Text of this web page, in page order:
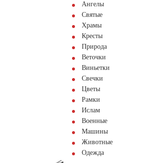
Ангелы
Святые
Храмы
Кресты
Природа
Веточки
Виньетки
Свечки
Цветы
Рамки
Ислам
Военные
Машины
Животные
Одежда